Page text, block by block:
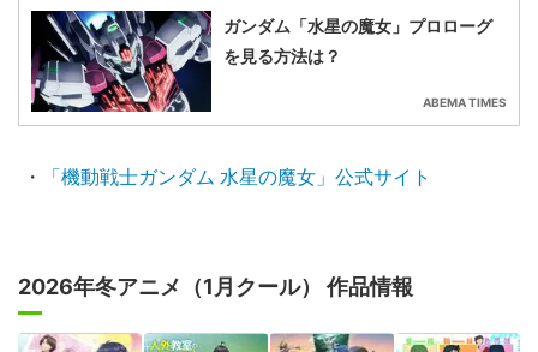
ガンダム「水星の魔女」プロローグ
を見る方法は？
ABEMA TIMES
・ 「機動戦士ガンダム 水星の魔女」公式サイト
2026年冬アニメ（1月クール） 作品情報